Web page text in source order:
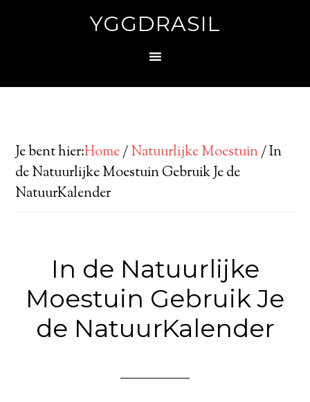
YGGDRASIL
Je bent hier:Home/Natuurlijke Moestuin/In
de Natuurlijke Moestuin Gebruik Je de
NatuurKalender
In de Natuurlijke
Moestuin Gebruik Je
de NatuurKalender